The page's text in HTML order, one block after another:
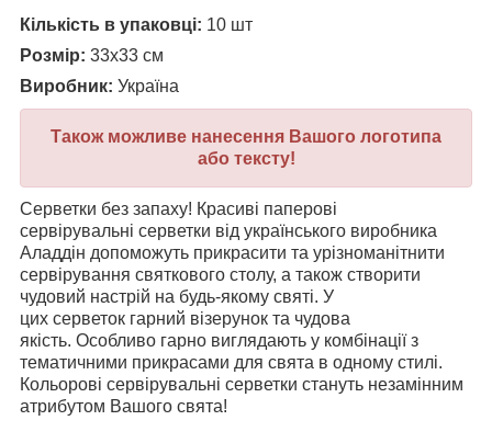
Кількість в упаковці: 10 шт
Розмір: 33х33 см
Виробник: Україна
Також можливе нанесення Вашого логотипа
або тексту!
Серветки без запаху! Красиві паперові
сервірувальні серветки від українського виробника
Аладдін допоможуть прикрасити та урізноманітнити
сервірування святкового столу, а також створити
чудовий настрій на будь-якому святі. У
цих серветок гарний візерунок та чудова
якість. Особливо гарно виглядають у комбінації з
тематичними прикрасами для свята в одному стилі.
Кольорові сервірувальні серветки стануть незамінним
атрибутом Вашого свята!